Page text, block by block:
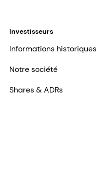
Investisseurs
Informations historiques
Notre société
Shares & ADRs